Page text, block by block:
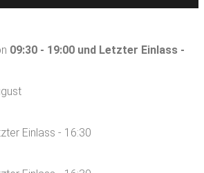
09:30 - 19:00 und Letzter Einlass -
Einlass - 16:30